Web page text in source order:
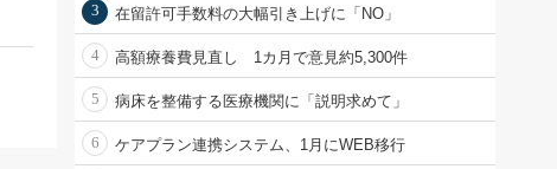
3 在留許可手数料の大幅引き上げに「NO」
4 高額療養費見直し 1カ月で意見約5,300件
5 病床を整備する医療機関に「説明求めて」
6 ケアプラン連携システム、1月にWEB移行